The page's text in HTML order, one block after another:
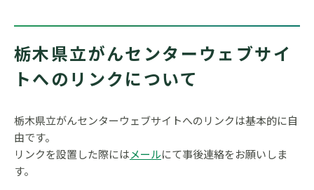
栃木県立がんセンターウェブサイ
トへのリンクについて
栃木県立がんセンターウェブサイトへのリンクは基本的に自
由です。
リンクを設置した際にはメールにて事後連絡をお願いしま
す。